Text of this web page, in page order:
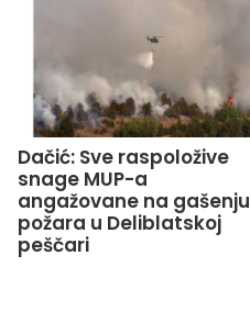
Dačić: Sve raspoložive
snage MUP-a
angažovane na gašenju
požara u Deliblatskoj
peščari